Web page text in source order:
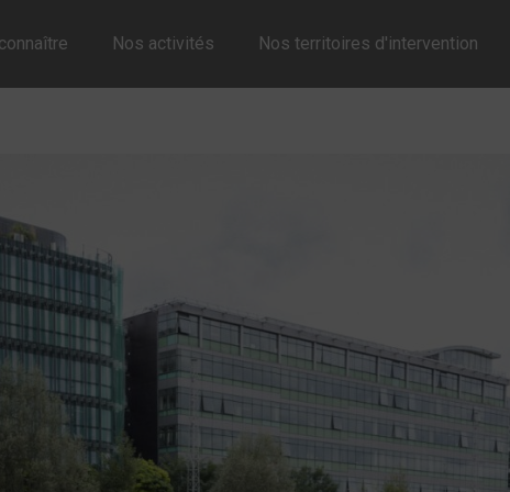
Nos activités Nos territoires d'intervention